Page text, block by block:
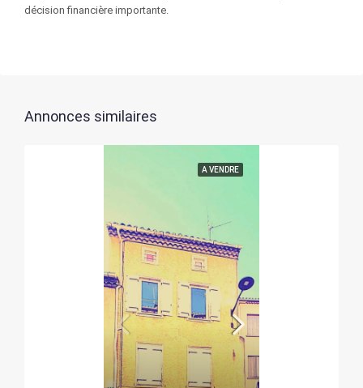
décision financière importante.
Annonces similaires
A VENDRE